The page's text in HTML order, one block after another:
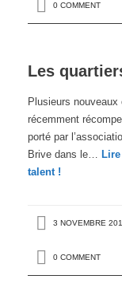
0 COMMENT
Les
Plusieurs
récemment
porté par
Brive dans le…
talent !
3 NOVEMBRE
0 COMMENT